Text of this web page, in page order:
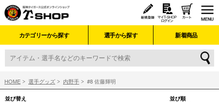
カテゴリーから探す 選手から探す 新着商品
HOME 選手グッズ 内野手 #8 佐藤輝明
並び替え 並び順